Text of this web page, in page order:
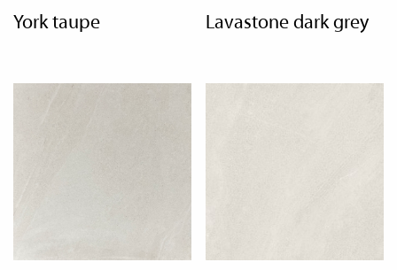
york taupe lavastone dark grey